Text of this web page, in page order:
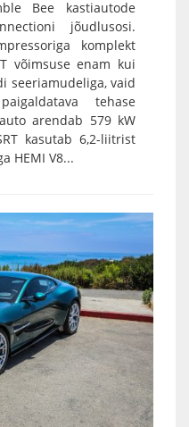
Bee kastiautode
jõudlusosi.
komplekt
võimsuse enam kui
seeriamudeliga, vaid
tehase
arendab 579 kW
kasutab 6,2-liitrist
HEMI V8...